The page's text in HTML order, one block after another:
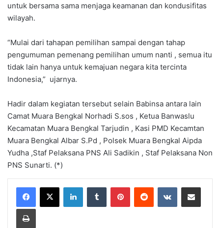
untuk bersama sama menjaga keamanan dan kondusifitas
wilayah.
“Mulai dari tahapan pemilihan sampai dengan tahap
pengumuman pemenang pemilihan umum nanti , semua itu
tidak lain hanya untuk kemajuan negara kita tercinta
Indonesia,” ujarnya.
Hadir dalam kegiatan tersebut selain Babinsa antara lain
Camat Muara Bengkal Norhadi S.sos , Ketua Banwaslu
Kecamatan Muara Bengkal Tarjudin , Kasi PMD Kecamtan
Muara Bengkal Albar S.Pd , Polsek Muara Bengkal Aipda
Yudha ,Staf Pelaksana PNS Ali Sadikin , Staf Pelaksana Non
PNS Sunarti. (*)